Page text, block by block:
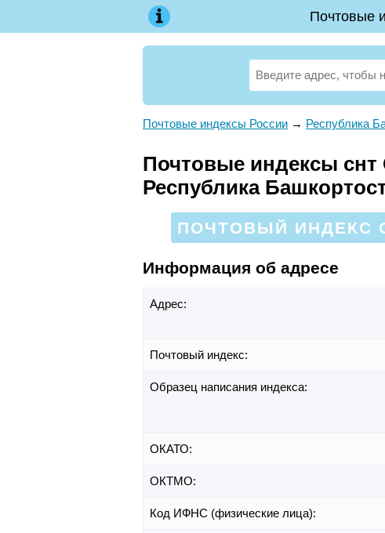
Почтовые
Почтовые индексы России → Республика
Почтовые индексы снт
Республика
ПОЧТОВЫЙ ИНДЕКС
Информация об адресе
Адрес:
Почтовый индекс:
Образец написания индекса:
ОКАТО:
ОКТМО:
Код ИФНС (физические лица):